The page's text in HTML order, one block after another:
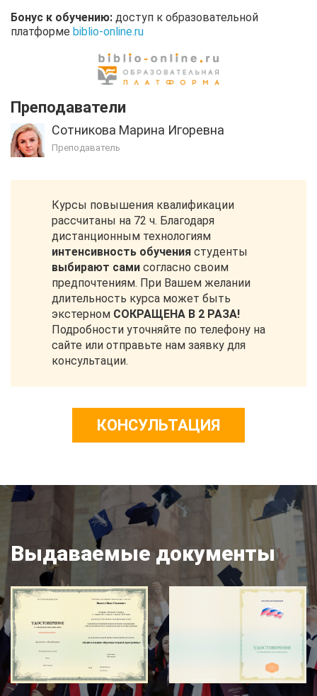
Бонус к обучению: доступ к образовательной
платформе biblio-online.ru
Преподаватели
Сотникова Марина Игоревна
Преподаватель
Курсы повышения квалификации
рассчитаны на 72 ч. Благодаря
дистанционным технологиям
интенсивность обучения студенты
выбирают сами согласно своим
предпочтениям. При Вашем желании
длительность курса может быть
экстерном СОКРАЩЕНА В 2 РАЗА!
Подробности уточняйте по телефону на
сайте или отправьте нам заявку для
консультации.
КОНСУЛЬТАЦИЯ
Выдаваемые документы